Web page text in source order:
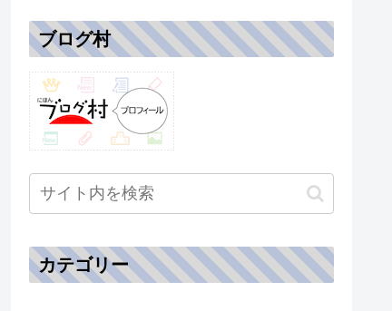
ブログ村
カテゴリー